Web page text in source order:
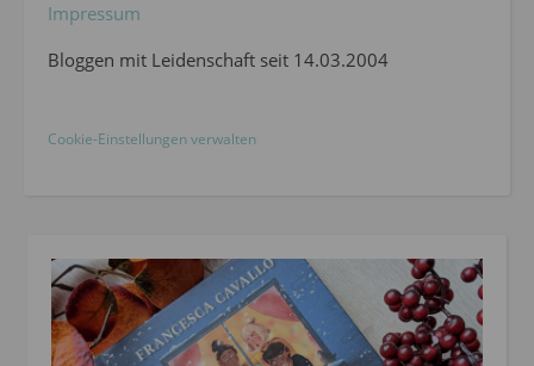
Impressum
Bloggen mit Leidenschaft seit 14.03.2004
Cookie-Einstellungen verwalten